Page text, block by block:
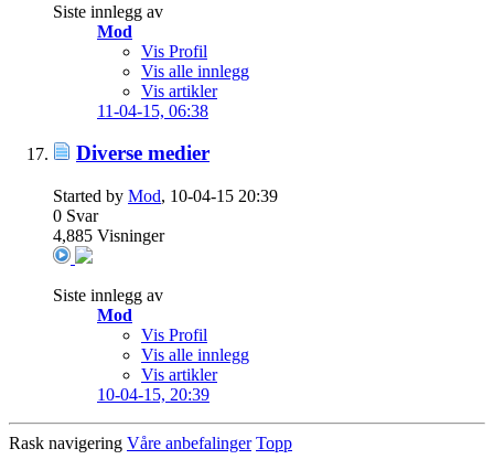
Siste innlegg av
Mod
Vis Profil
Vis alle innlegg
Vis artikler
11-04-15, 06:38
Diverse medier
Started by Mod, 10-04-15 20:39
0 Svar
4,885 Visninger
Siste innlegg av
Mod
Vis Profil
Vis alle innlegg
Vis artikler
10-04-15, 20:39
Rask navigering Våre anbefalinger Topp